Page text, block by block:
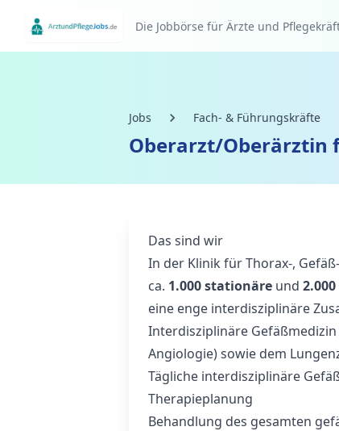
Die Jobbörse für Ärzte und
Jobs Fach- & Führungskräfte
Oberarzt/Oberärztin
Das sind wir
In der Klinik für Thorax-,
ca. 1.000 stationäre und
eine enge interdisziplinäre
Interdisziplinäre
Angiologie) sowie dem
Tägliche interdisziplinäre
Therapieplanung
Behandlung des gesamten